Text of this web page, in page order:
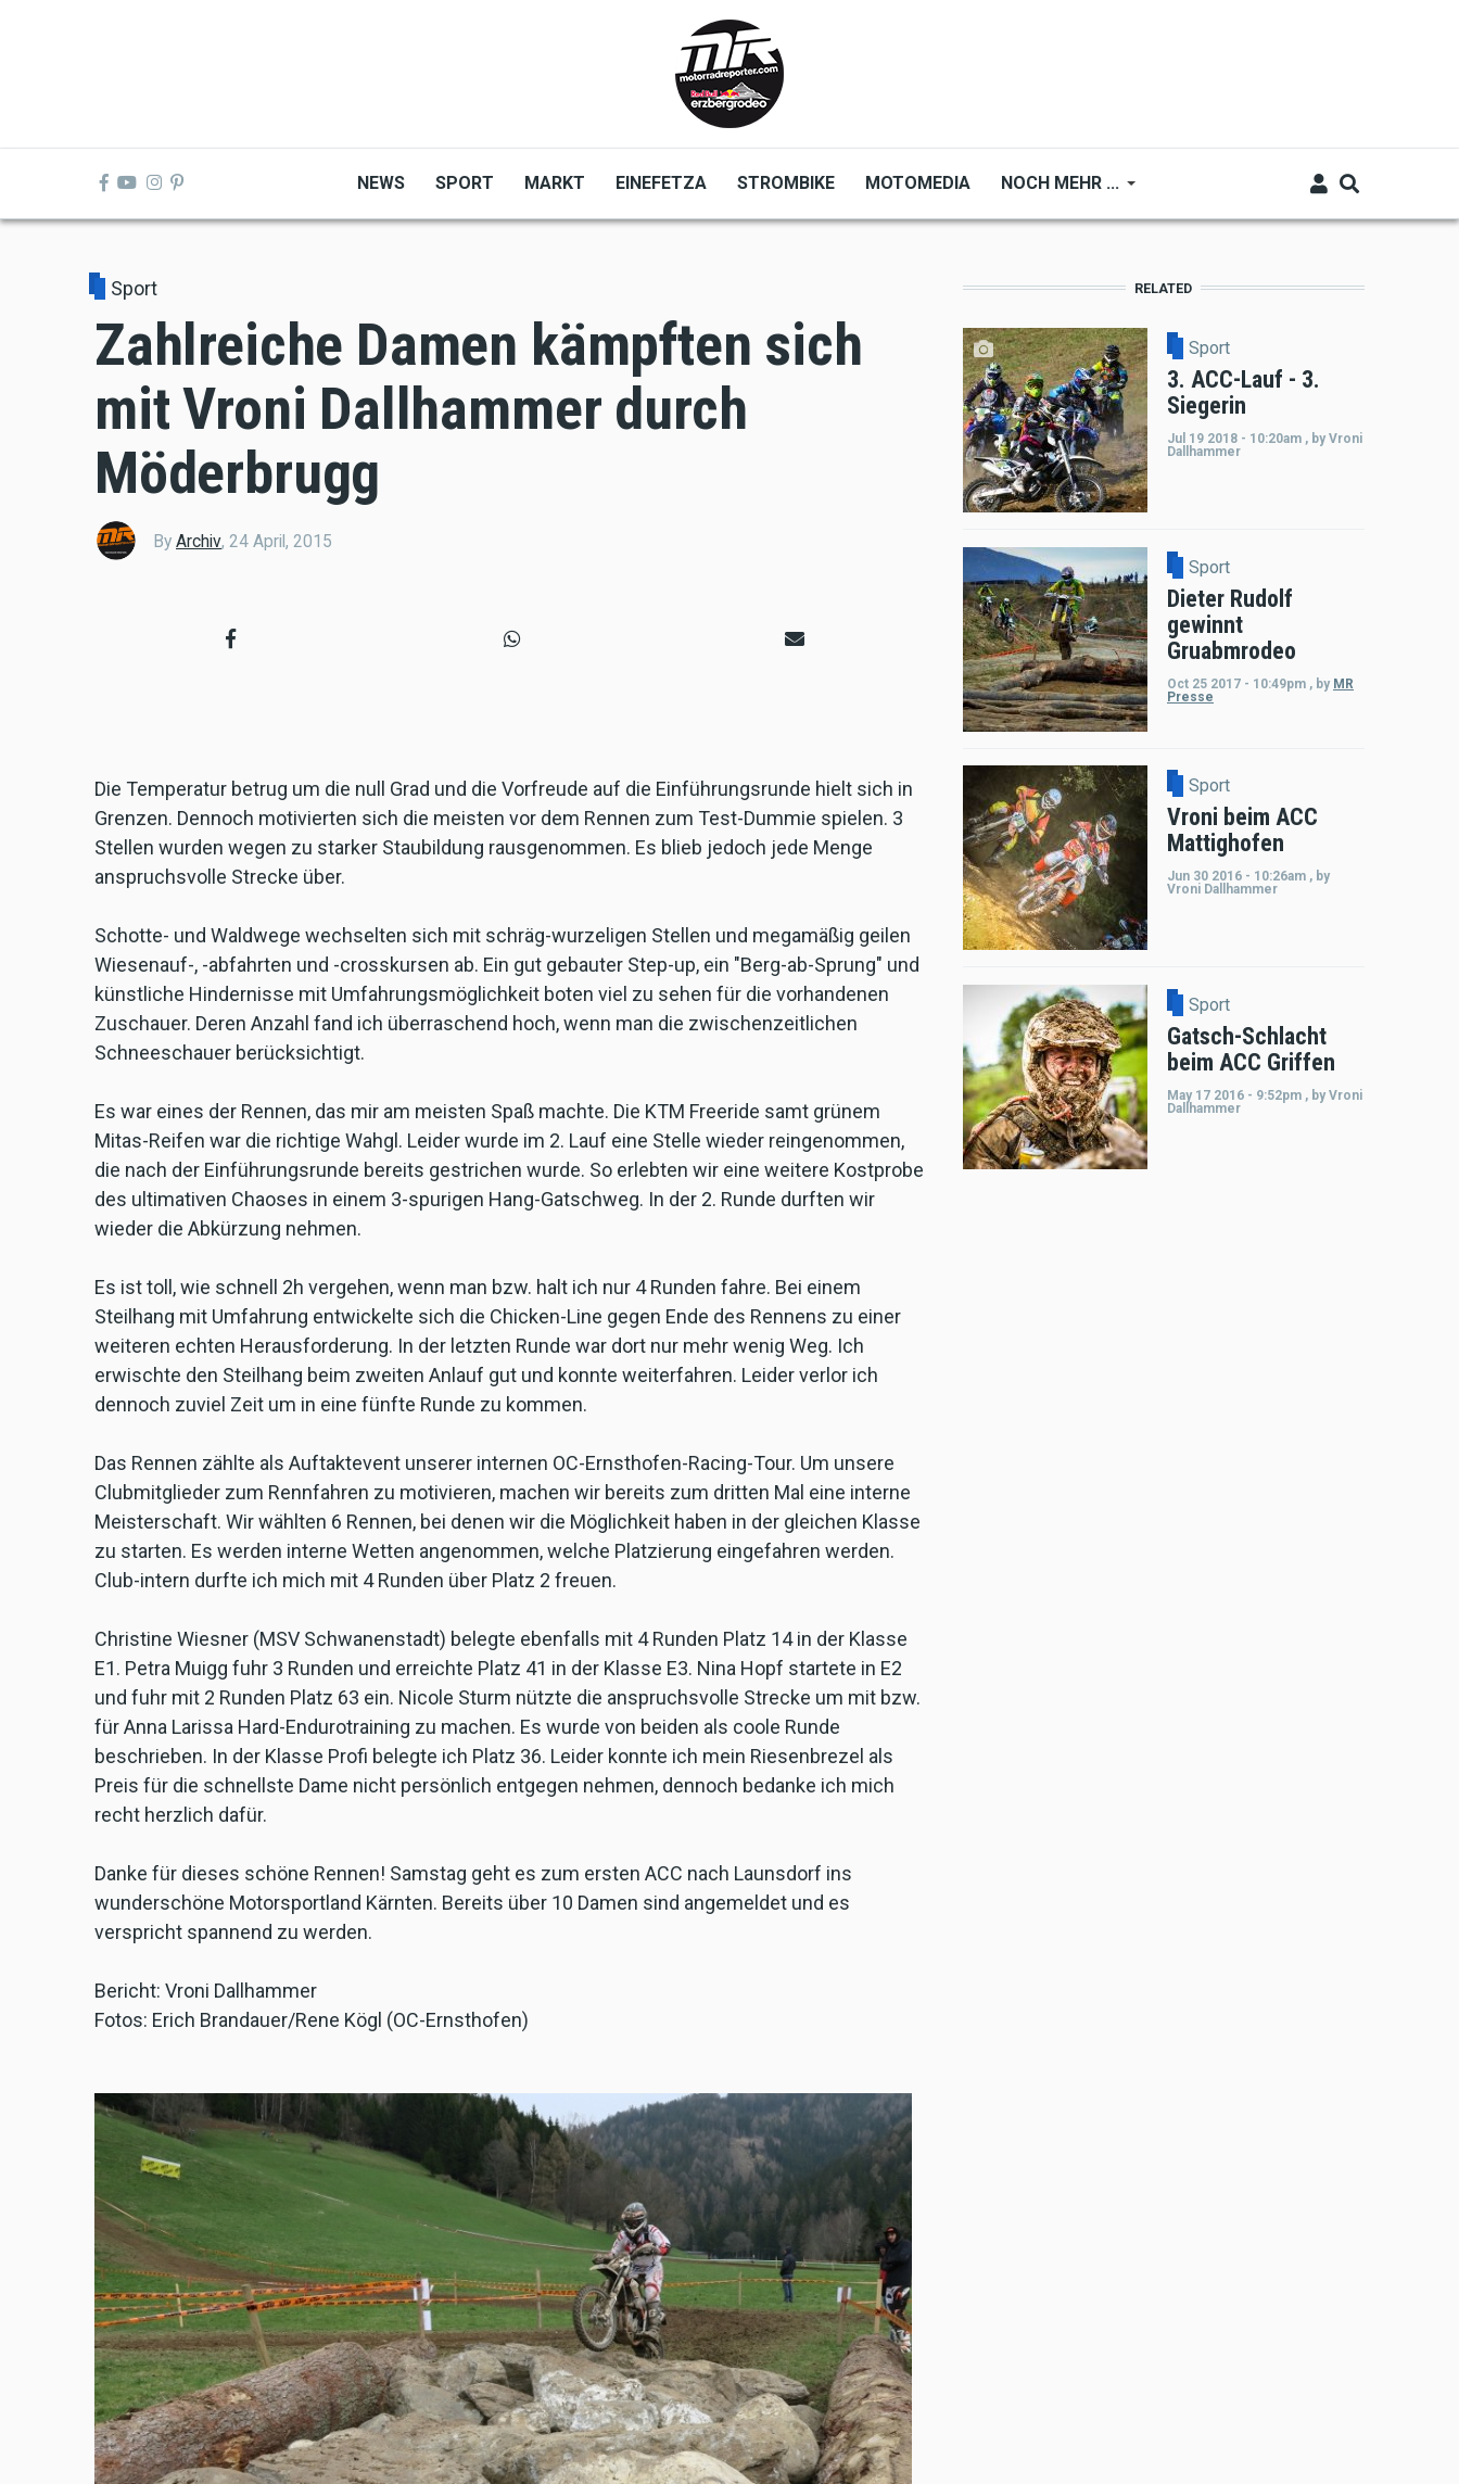
NEWS SPORT MARKT EINEFETZA STROMBIKE MOTOMEDIA NOCH MEHR ...
Sport
Zahlreiche Damen kämpften sich
mit Vroni Dallhammer durch
Möderbrugg
By Archiv, 24 April, 2015
Die Temperatur betrug um die null Grad und die Vorfreude auf die Einführungsrunde hielt sich in
Grenzen. Dennoch motivierten sich die meisten vor dem Rennen zum Test-Dummie spielen. 3
Stellen wurden wegen zu starker Staubildung rausgenommen. Es blieb jedoch jede Menge
anspruchsvolle Strecke über.
Schotte- und Waldwege wechselten sich mit schräg-wurzeligen Stellen und megamäßig geilen
Wiesenauf-, -abfahrten und -crosskursen ab. Ein gut gebauter Step-up, ein "Berg-ab-Sprung" und
künstliche Hindernisse mit Umfahrungsmöglichkeit boten viel zu sehen für die vorhandenen
Zuschauer. Deren Anzahl fand ich überraschend hoch, wenn man die zwischenzeitlichen
Schneeschauer berücksichtigt.
Es war eines der Rennen, das mir am meisten Spaß machte. Die KTM Freeride samt grünem
Mitas-Reifen war die richtige Wahgl. Leider wurde im 2. Lauf eine Stelle wieder reingenommen,
die nach der Einführungsrunde bereits gestrichen wurde. So erlebten wir eine weitere Kostprobe
des ultimativen Chaoses in einem 3-spurigen Hang-Gatschweg. In der 2. Runde durften wir
wieder die Abkürzung nehmen.
Es ist toll, wie schnell 2h vergehen, wenn man bzw. halt ich nur 4 Runden fahre. Bei einem
Steilhang mit Umfahrung entwickelte sich die Chicken-Line gegen Ende des Rennens zu einer
weiteren echten Herausforderung. In der letzten Runde war dort nur mehr wenig Weg. Ich
erwischte den Steilhang beim zweiten Anlauf gut und konnte weiterfahren. Leider verlor ich
dennoch zuviel Zeit um in eine fünfte Runde zu kommen.
Das Rennen zählte als Auftaktevent unserer internen OC-Ernsthofen-Racing-Tour. Um unsere
Clubmitglieder zum Rennfahren zu motivieren, machen wir bereits zum dritten Mal eine interne
Meisterschaft. Wir wählten 6 Rennen, bei denen wir die Möglichkeit haben in der gleichen Klasse
zu starten. Es werden interne Wetten angenommen, welche Platzierung eingefahren werden.
Club-intern durfte ich mich mit 4 Runden über Platz 2 freuen.
Christine Wiesner (MSV Schwanenstadt) belegte ebenfalls mit 4 Runden Platz 14 in der Klasse
E1. Petra Muigg fuhr 3 Runden und erreichte Platz 41 in der Klasse E3. Nina Hopf startete in E2
und fuhr mit 2 Runden Platz 63 ein. Nicole Sturm nützte die anspruchsvolle Strecke um mit bzw.
für Anna Larissa Hard-Endurotraining zu machen. Es wurde von beiden als coole Runde
beschrieben. In der Klasse Profi belegte ich Platz 36. Leider konnte ich mein Riesenbrezel als
Preis für die schnellste Dame nicht persönlich entgegen nehmen, dennoch bedanke ich mich
recht herzlich dafür.
Danke für dieses schöne Rennen! Samstag geht es zum ersten ACC nach Launsdorf ins
wunderschöne Motorsportland Kärnten. Bereits über 10 Damen sind angemeldet und es
verspricht spannend zu werden.
Bericht: Vroni Dallhammer
Fotos: Erich Brandauer/Rene Kögl (OC-Ernsthofen)
RELATED
Sport
3. ACC-Lauf - 3.
Siegerin
Jul 19 2018 - 10:20am , by Vroni
Dallhammer
Sport
Dieter Rudolf
gewinnt
Gruabmrodeo
Oct 25 2017 - 10:49pm , by MR
Presse
Sport
Vroni beim ACC
Mattighofen
Jun 30 2016 - 10:26am , by
Vroni Dallhammer
Sport
Gatsch-Schlacht
beim ACC Griffen
May 17 2016 - 9:52pm , by Vroni
Dallhammer